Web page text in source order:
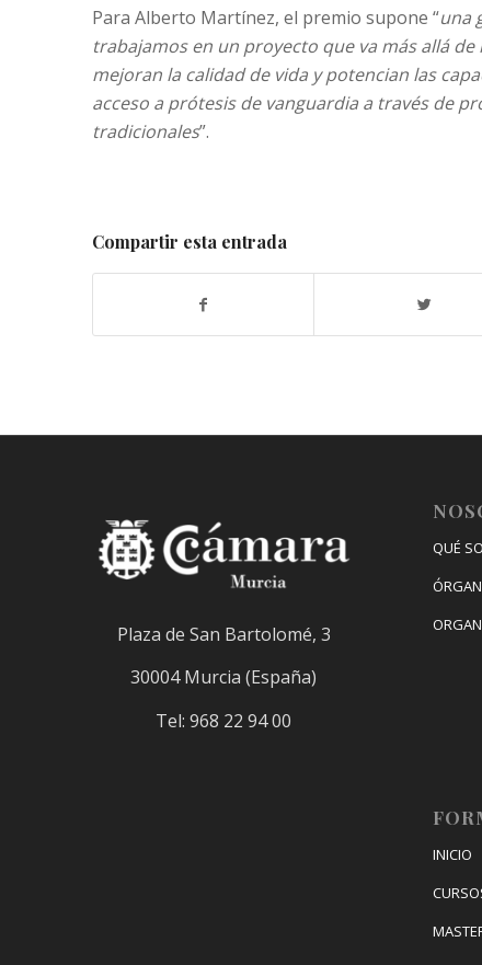
Para Alberto Martínez, el premio supone “una
trabajamos en un proyecto que va más allá
mejoran la calidad de vida y potencian las
acceso a prótesis de vanguardia a través de
tradicionales”.
Compartir esta entrada
Plaza de San Bartolomé, 3
30004 Murcia (España)
Tel: 968 22 94 00
QUÉ
INICIO